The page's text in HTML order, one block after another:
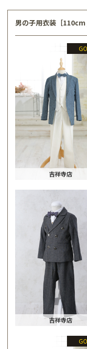
男の子用衣装［110cm
吉祥寺店
吉祥寺店